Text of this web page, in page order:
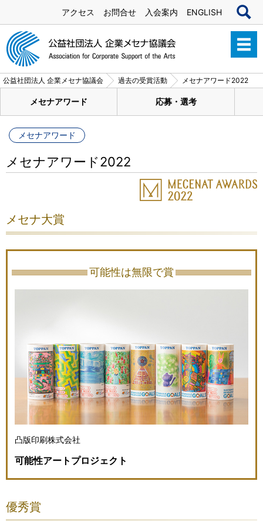
アクセス お問合せ 入会案内 ENGLISH
公益社団法人 企業メセナ協議会 過去の受賞活動 メセナアワード2022
メセナアワード 応募・選考
メセナアワード
メセナアワード2022
メセナ大賞
可能性は無限で賞
凸版印刷株式会社
可能性アートプロジェクト
優秀賞